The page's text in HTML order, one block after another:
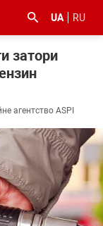
UA RU
затори
агентство ASPI